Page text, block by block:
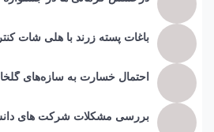
باغات پسته زرند با هلی شات
احتمال خسارت به ساز‌ه‌های
بررسی مشکلات شرکت های